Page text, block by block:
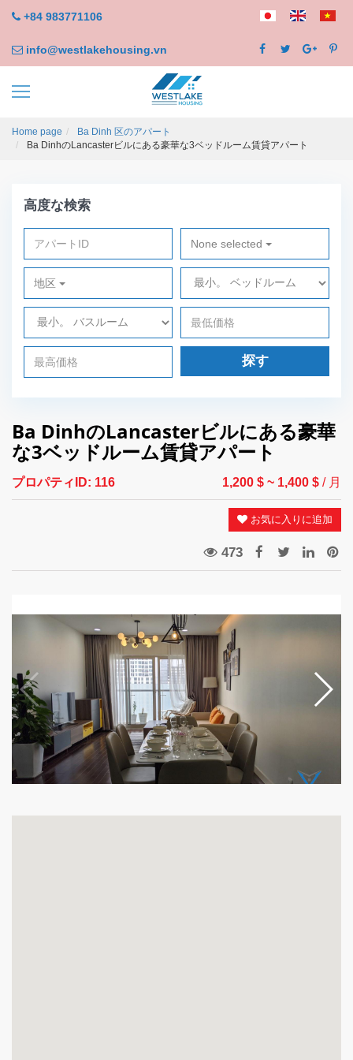
+84 983771106
info@westlakehousing.vn
Home page
Ba Dinh 区のアパート
Ba DinhのLancasterビルにある豪華な3ベッドルーム賃貸アパート
高度な検索
None selected
地区
探す
Ba DinhのLancasterビルにある豪華
な3ベッドルーム賃貸アパート
プロパティID: 116 1,200 $ ~ 1,400 $ / 月
お気に入りに追加
473